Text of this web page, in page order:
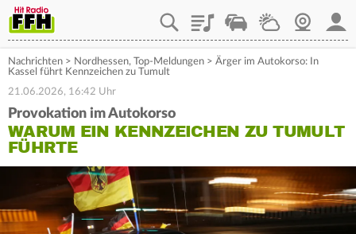
PlaylistStaupilotWetterWebcam
Nachrichten > Nordhessen, Top-Meldungen > Ärger im Autokorso: In
Kassel führt Kennzeichen zu Tumult
21.06.2026, 16:42 Uhr
Provokation im Autokorso
WARUM EIN KENNZEICHEN ZU TUMULT
FÜHRTE